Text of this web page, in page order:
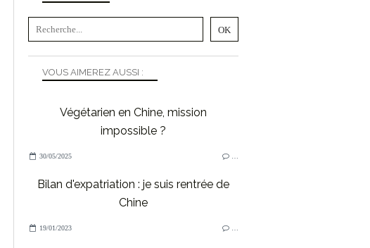
VOUS AIMEREZ AUSSI :
Végétarien en Chine, mission
impossible ?
30/05/2025
Bilan d'expatriation : je suis rentrée de
Chine
19/01/2023